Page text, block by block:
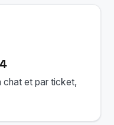
chat et par ticket,